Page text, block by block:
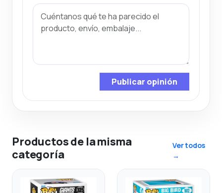
Publicar opinión
Productos de la misma
categoría
Ver todos
→